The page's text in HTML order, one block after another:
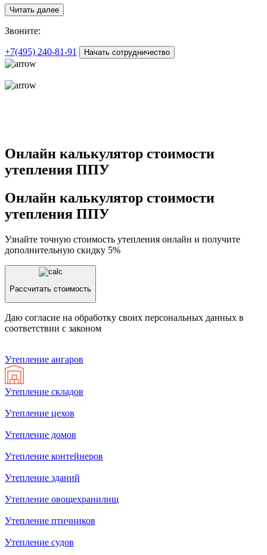
Читать далее
Звоните:
+7(495) 240-81-91 Начать сотрудничество
Онлайн калькулятор стоимости
утепления ППУ
Онлайн калькулятор стоимости
утепления ППУ
Узнайте точную стоимость утепления онлайн и получите
дополнительную скидку 5%
Рассчитать стоимость
Даю согласие на обработку своих персональных данных в
соответствии с законом
Утепление aнгаров
Утепление складов
Утепление цехов
Утепление домов
Утепление контейнеров
Утепление зданий
Утепление овощехранилищ
Утепление птичников
Утепление судов